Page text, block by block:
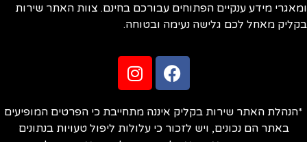
מידע ענקיים הפתוחים עבורכם בחינם. צוות האתר שירות
מאחל לכם גלישה נעימה ובטוחה.
האתר שירות בקליק איננה מתחייבת כי הפרטים המופיעים
באתר הם נכונים, ויש לזכור כי עלולות ליפול טעויות בנתונים